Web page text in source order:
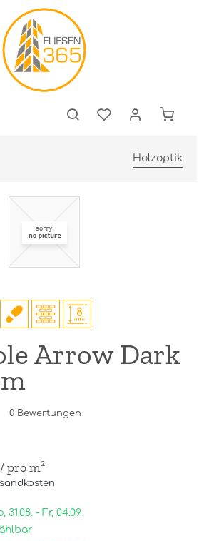
Holzoptik
Arrow Dark
0 Bewertungen
/ pro m²
- Fr, 04.09.